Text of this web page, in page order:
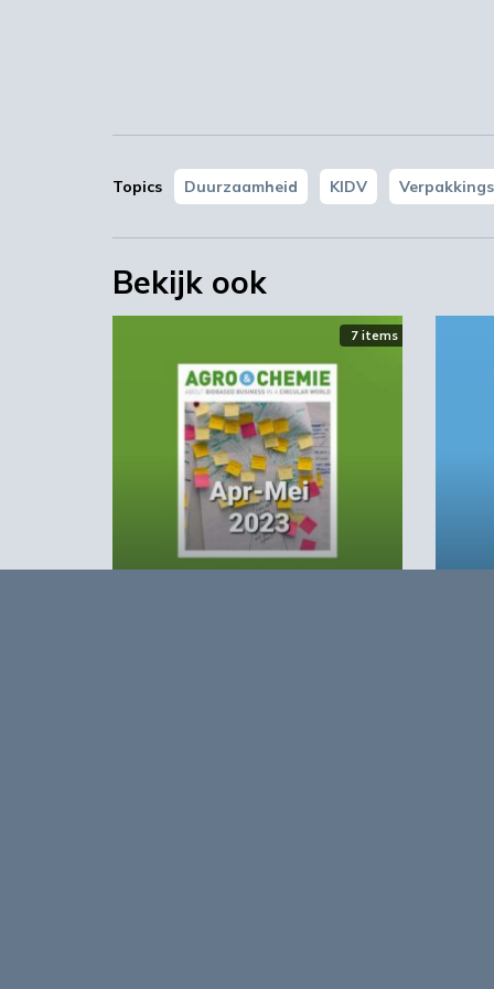
Topics Duurzaamheid KIDV
Bekijk ook
7 items